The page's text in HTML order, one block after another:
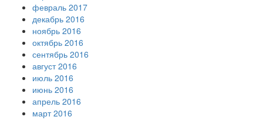
февраль 2017
декабрь 2016
ноябрь 2016
октябрь 2016
сентябрь 2016
август 2016
июль 2016
июнь 2016
апрель 2016
март 2016